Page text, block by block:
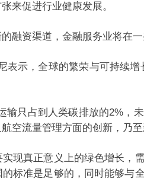
来促进行业健康发展。
资渠道，金融服务业将在一
示，全球的繁荣与可持续增
只占到人类碳排放的2%，
空流量管理方面的创新，乃
真正意义上的绿色增长，
标准是足够的，同时能够与